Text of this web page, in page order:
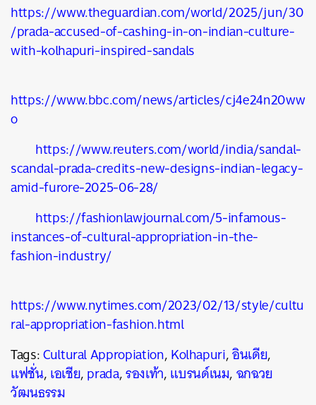
https://www.theguardian.com/world/2025/jun/30
/prada-accused-of-cashing-in-on-indian-culture-
with-kolhapuri-inspired-sandals
https://www.bbc.com/news/articles/cj4e24n20ww
o
https://www.reuters.com/world/india/sandal-
scandal-prada-credits-new-designs-indian-legacy-
amid-furore-2025-06-28/
https://fashionlawjournal.com/5-infamous-
instances-of-cultural-appropriation-in-the-
fashion-industry/
https://www.nytimes.com/2023/02/13/style/cultu
ral-appropriation-fashion.html
Tags:Cultural Appropiation,Kolhapuri,อินเดีย,
แฟชั่น,เอเชีย,prada,รองเท้า,แบรนด์เนม,ฉกฉวย
วัฒนธรรม